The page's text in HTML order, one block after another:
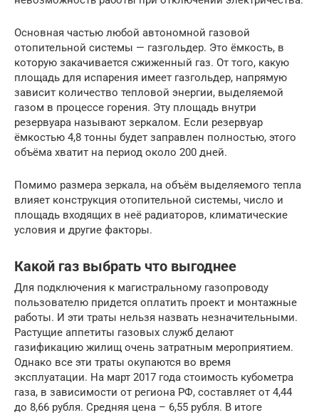
Основная частью любой автономной газовой
отопительной системы — газгольдер. Это ёмкость, в
которую закачивается сжиженный газ. От того, какую
площадь для испарения имеет газгольдер, напрямую
зависит количество тепловой энергии, выделяемой
газом в процессе горения. Эту площадь внутри
резервуара называют зеркалом. Если резервуар
ёмкостью 4,8 тонны будет заправлен полностью, этого
объёма хватит на период около 200 дней.
Помимо размера зеркала, на объём выделяемого тепла
влияет конструкция отопительной системы, число и
площадь входящих в неё радиаторов, климатические
условия и другие факторы.
Какой газ выбрать что выгоднее
Для подключения к магистральному газопроводу
пользователю придется оплатить проект и монтажные
работы. И эти траты нельзя назвать незначительными.
Растущие аппетиты газовых служб делают
газификацию жилищ очень затратным мероприятием.
Однако все эти траты окупаются во время
эксплуатации. На март 2017 года стоимость кубометра
газа, в зависимости от региона РФ, составляет от 4,44
до 8,66 рубля. Средняя цена – 6,55 рубля. В итоге